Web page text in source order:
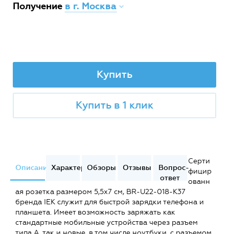
Получение в г. Москва
Купить
Купить в 1 клик
ОписаниеХарактеристики
Обзоры Отзывы
Вопрос-
ответ
Серти
фицир
ованн
ая розетка размером 5,5х7 см, BR-U22-018-K37
бренда IEK служит для быстрой зарядки телефона и
планшета. Имеет возможность заряжать как
стандартные мобильные устройства через разъем